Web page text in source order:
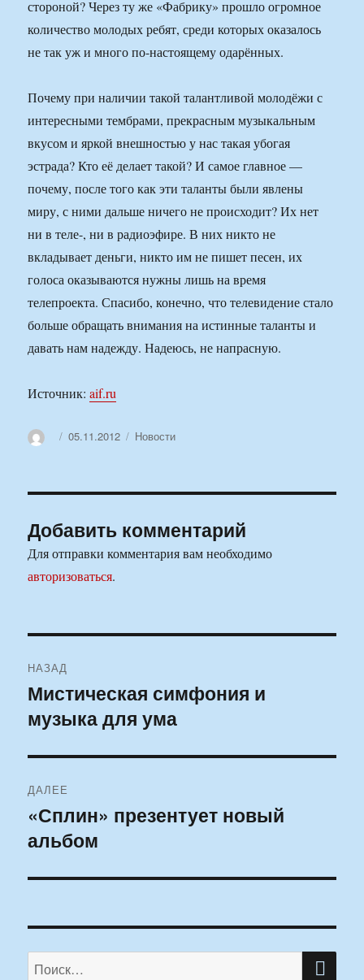
стороной? Через ту же «Фабрику» прошло огромное
количест­во молодых ребят, среди которых оказалось
не так уж и много по-настоящему одарённых.
Почему при наличии такой талантливой молодёжи с
интересными тембрами, прекрасным музыкальным
вкусом и яркой внешностью у нас такая убогая
эстрада? Кто её делает такой? И самое главное —
почему, после того как эти таланты были явлены
миру, с ними дальше ничего не происходит? Их нет
ни в теле-, ни в радиоэфире. В них никто не
вкладывает деньги, никто им не пишет песен, их
голоса оказываются нужны лишь на время
телепроекта. Спасибо, конечно, что телевидение стало
больше обращать внимания на истинные таланты и
давать нам надежду. Надеюсь, не напрасную.
Источник:aif.ru
АвторОпубликовано
05.11.2012 Рубрики
Новости
Добавить комментарий
Для отправки комментария вам необходимо
авторизоваться.
по
записям
НАЗАД
Предыдущая
запись:
Мистическая симфония и
музыка для ума
ДАЛЕЕ
Следующая
запись:
«Сплин» презентует новый
альбом
Искать: